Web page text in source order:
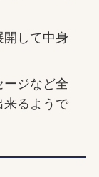
開して中身
ージなど全
来るようで